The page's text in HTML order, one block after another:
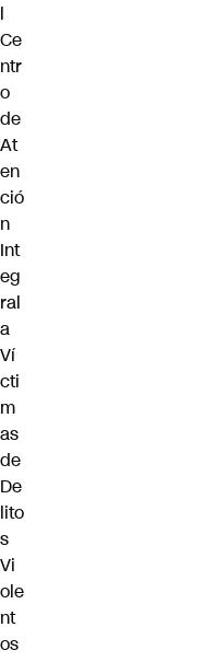
l
Ce
ntr
o
de
At
en
ció
n
Int
eg
ral
a
Ví
cti
m
as
de
De
lito
s
Vi
ole
nt
os